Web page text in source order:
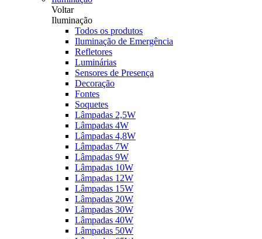
Voltar
Iluminação
Todos os produtos
Iluminação de Emergência
Refletores
Luminárias
Sensores de Presença
Decoração
Fontes
Soquetes
Lâmpadas 2,5W
Lâmpadas 4W
Lâmpadas 4,8W
Lâmpadas 7W
Lâmpadas 9W
Lâmpadas 10W
Lâmpadas 12W
Lâmpadas 15W
Lâmpadas 20W
Lâmpadas 30W
Lâmpadas 40W
Lâmpadas 50W